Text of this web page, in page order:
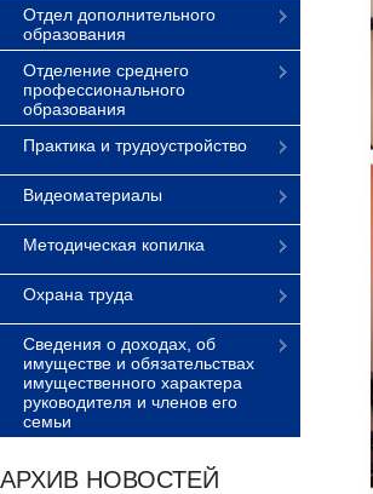
Отдел дополнительного
образования
Отделение среднего
профессионального
образования
Практика и трудоустройство
Видеоматериалы
Методическая копилка
Охрана труда
Сведения о доходах, об
имуществе и обязательствах
имущественного характера
руководителя и членов его
семьи
АРХИВ НОВОСТЕЙ